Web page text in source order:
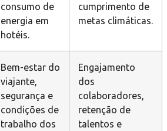
consumo de
energia em
hotéis.
cumprimento de
metas climáticas.
Bem-estar do
viajante,
segurança e
condições de
trabalho dos
Engajamento
dos
colaboradores,
retenção de
talentos e